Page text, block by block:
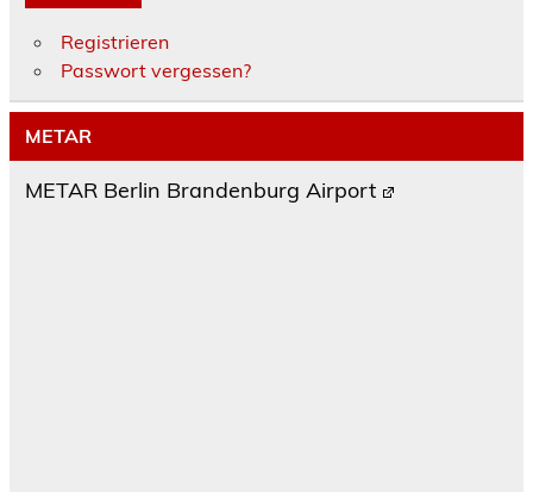
Registrieren
Passwort vergessen?
METAR
METAR Berlin Brandenburg Airport